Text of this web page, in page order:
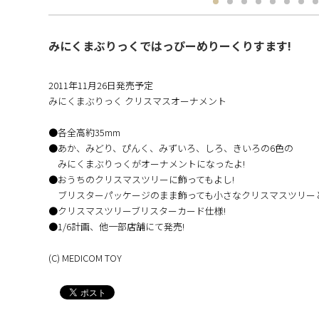
みにくまぶりっくではっぴーめりーくりすます!
2011年11月26日発売予定
みにくまぶりっく クリスマスオーナメント
●各全高約35mm
●あか、みどり、ぴんく、みずいろ、しろ、きいろの6色の
みにくまぶりっくがオーナメントになったよ!
●おうちのクリスマスツリーに飾ってもよし!
ブリスターパッケージのまま飾っても小さなクリスマスツリー
●クリスマスツリーブリスターカード仕様!
●1/6計画、他一部店舗にて発売!
(C) MEDICOM TOY